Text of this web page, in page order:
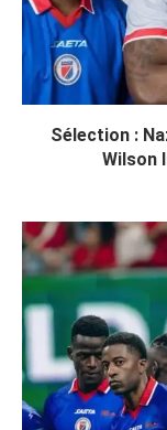
Sélection :
Wilson